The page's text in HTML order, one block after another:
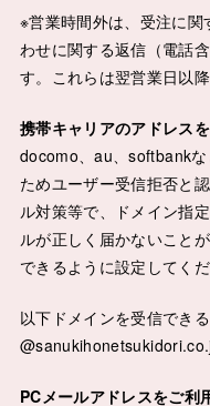
※営業時間外は、受注に
わせに関する返信（電話
す。これらは翌営業日以
携帯キャリアのアドレス
docomo、au、softbank
ためユーザー受信拒否と
ル対策等で、ドメイン指
ルが正しく届かないこと
できるように設定してくだ
以下ドメインを受信でき
PCメールアドレスをご利